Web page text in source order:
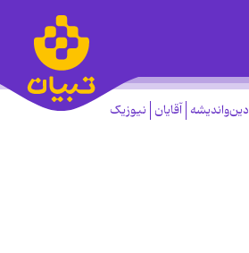
دین‌واندیشه آقایان نیوزیک